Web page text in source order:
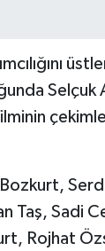
Selçuk
Taş, Sadi
Rojhat